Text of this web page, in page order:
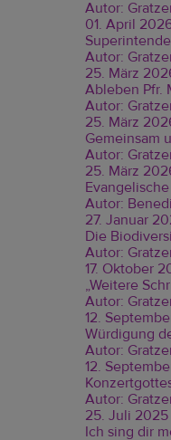
Autor:
01. April
Autor:
25. März
Ableben Pfr.
Autor:
25. März
Gemeinsam
Autor:
25. März
Autor:
27. Januar
Die
Autor:
17. Oktober
„Weitere
Autor:
12.
Würdigung
Autor:
12.
Autor:
25. Juli 2025
Ich sing dir